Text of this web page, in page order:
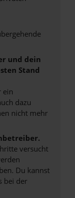
und dein
Stand
ein
dazu
nicht mehr
versucht
Du kannst
bei der